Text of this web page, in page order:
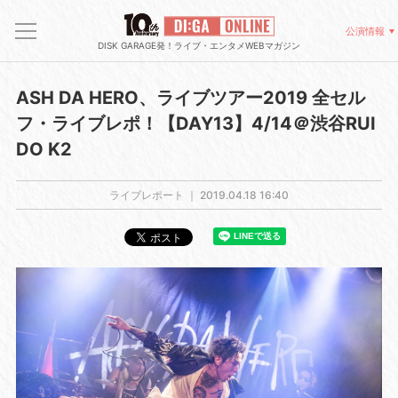
DISK GARAGE発！ライブ・エンタメWEBマガジン
公演情報
ASH DA HERO、ライブツアー2019 全セル
フ・ライブレポ！【DAY13】4/14＠渋谷RUI
DO K2
ライブレポート ｜ 2019.04.18 16:40